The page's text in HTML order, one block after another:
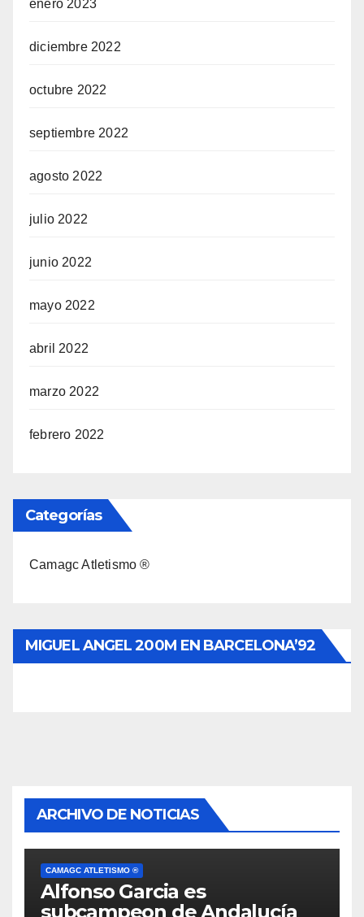
enero 2023
diciembre 2022
octubre 2022
septiembre 2022
agosto 2022
julio 2022
junio 2022
mayo 2022
abril 2022
marzo 2022
febrero 2022
Categorías
Camagc Atletismo ®
MIGUEL ANGEL 200M EN BARCELONA’92
ARCHIVO DE NOTICIAS
CAMAGC ATLETISMO ®
Alfonso Garcia es
subcampeon de Andalucía